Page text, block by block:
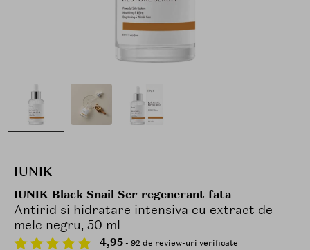
IUNIK
IUNIK Black Snail Ser regenerant fata
Antirid si hidratare intensiva cu extract de
melc negru, 50 ml
4,95 - 92 de review-uri verificate